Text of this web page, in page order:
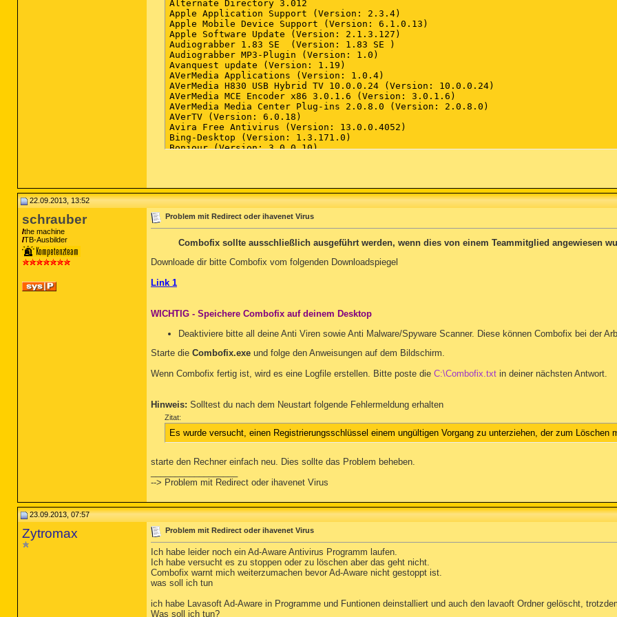
22.09.2013, 13:52
schrauber
the machine
TB-Ausbilder
Problem mit Redirect oder ihavenet Virus
Combofix sollte ausschließlich ausgeführt werden, wenn dies von einem Teammitglied angewiesen
Downloade dir bitte Combofix vom folgenden Downloadspiegel
Link 1
WICHTIG - Speichere Combofix auf deinem Desktop
Deaktiviere bitte all deine Anti Viren sowie Anti Malware/Spyware Scanner. Diese können Combofix bei der
Starte die Combofix.exe und folge den Anweisungen auf dem Bildschirm.
Wenn Combofix fertig ist, wird es eine Logfile erstellen. Bitte poste die C:\Combofix.txt in deiner nächsten Antwort.
Hinweis: Solltest du nach dem Neustart folgende Fehlermeldung erhalten
Zitat:
Es wurde versucht, einen Registrierungsschlüssel einem ungültigen Vorgang zu unterziehen, der zum Löschen
starte den Rechner einfach neu. Dies sollte das Problem beheben.
--> Problem mit Redirect oder ihavenet Virus
23.09.2013, 07:57
Zytromax Problem mit Redirect oder ihavenet Virus
Ich habe leider noch ein Ad-Aware Antivirus Programm laufen.
Ich habe versucht es zu stoppen oder zu löschen aber das geht nicht.
Combofix warnt mich weiterzumachen bevor Ad-Aware nicht gestoppt ist.
was soll ich tun
ich habe Lavasoft Ad-Aware in Programme und Funtionen deinstalliert und auch den lavaoft Ordner gelöscht,
Was soll ich tun?